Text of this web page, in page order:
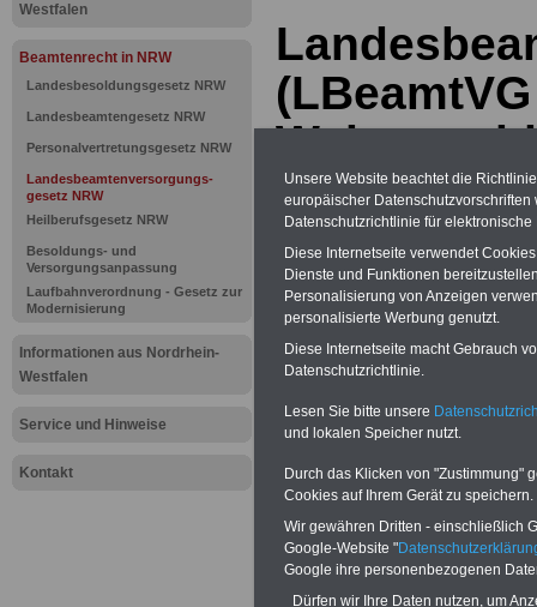
Westfalen
Beamtenrecht in NRW
Landesbesoldungsgesetz NRW
Landesbeamtengesetz NRW
Personalvertretungsgesetz NRW
Landesbeamtenversorgungs-
gesetz NRW
Heilberufsgesetz NRW
Besoldungs- und
Versorgungsanpassung
Laufbahnverordnung - Gesetz zur
Modernisierung
Informationen aus Nordrhein-
Westfalen
Service und Hinweise
Kontakt
Waisengeld
BEHÖRDEN-ABOmit drei
25,00 Euro: Wissenswertes für
Bund und Ländern) sowie
und Ländern. Alle drei Ratgeber sind
übersichtlich gegliedert und
kom-plizierte Sachverhalte
Beamte sowie Tarifkräfte des
Nordrhein-Westfalen).
ACHTUNG Neue Broschüre zum
Teilweise fünfstellige
durch eineb Neuregelung der
Alimentation
>>>zur
Zur Übersicht
Unsere Website beachtet die
europäischer
Datenschutzrichtlinie für
Diese Internetseite verwendet
Dienste und Funktionen
Personalisierung von Anzeigen
personalisierte Werbung genutzt.
Diese Internetseite macht Gebrauch
Datenschutzrichtlinie.
Lesen Sie bitte unsere
und lokalen Speicher nutzt.
Durch das Klicken von "Zustimmung"
Cookies auf Ihrem Gerät zu speichern.
Wir gewähren Dritten - einschließlich
Google-Website "
Google ihre personenbezogenen
Dürfen wir Ihre Daten nutzen, um